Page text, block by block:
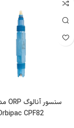
CPF82